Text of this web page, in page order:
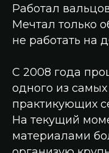
Работал
Мечтал только
не работать на
С 2008 года
одного из
практикующих
На текущий
материалами